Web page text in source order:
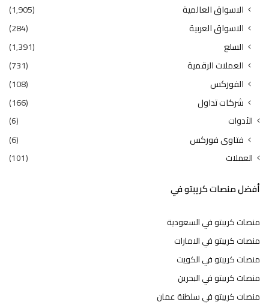
الاسواق العالمية
(1٬905)
الاسواق العربية
(284)
السلع
(1٬391)
العملات الرقمية
(731)
الفوركس
(108)
شركات تداول
(166)
الأدوات (6)
فتاوى فوركس (6)
العملات (101)
أفضل منصات كريبتو في
منصات كريبتو في السعودية
منصات كريبتو في الامارات
منصات كريبتو في الكويت
منصات كريبتو في البحرين
منصات كريبتو في سلطنة عمان